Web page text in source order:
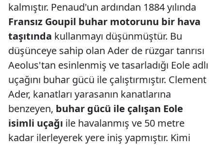
kalmıştır. Penaud'un ardından 1884 yılında
Fransız Goupil buhar motorunu bir hava
taşıtında kullanmayı düşünmüştür. Bu
düşünceye sahip olan Ader de rüzgar tanrısı
Aeolus'tan esinlenmiş ve tasarladığı Eole adlı
uçağını buhar gücü ile çalıştırmıştır. Clement
Ader, kanatları yarasanın kanatlarına
benzeyen, buhar gücü ile çalışan Eole
isimli uçağı ile havalanmış ve 50 metre
kadar ilerleyerek yere iniş yapmıştır. Kimi